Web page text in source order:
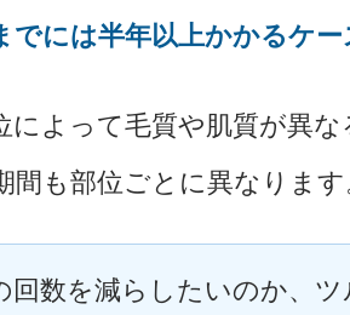
でには半年以上かかるケ
によって毛質や肌質が異
間も部位ごとに異なりま
回数を減らしたいのか、